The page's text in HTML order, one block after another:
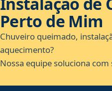
Perto de Mim
Chuveiro queimado,
aquecimento?
Nossa equipe soluciona com